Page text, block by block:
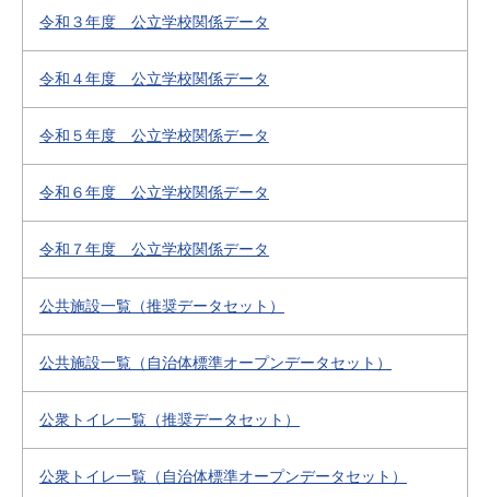
令和３年度 公立学校関係データ
令和４年度 公立学校関係データ
令和５年度 公立学校関係データ
令和６年度 公立学校関係データ
令和７年度 公立学校関係データ
公共施設一覧（推奨データセット）
公共施設一覧（自治体標準オープンデータセット）
公衆トイレ一覧（推奨データセット）
公衆トイレ一覧（自治体標準オープンデータセット）